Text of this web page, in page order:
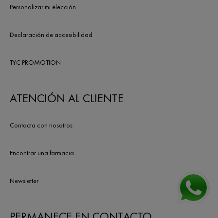
Personalizar mi elección
Declaración de accesibilidad
TYC PROMOTION
ATENCIÓN AL CLIENTE
Contacta con nosotros
Encontrar una farmacia
Newsletter